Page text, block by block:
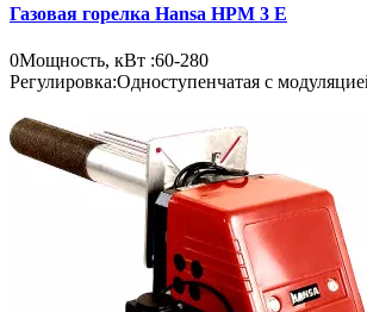
Газовая горелка Hansa HPM 3 E
0Мощность, кВт :60-280
Регулировка:Одноступенчатая с